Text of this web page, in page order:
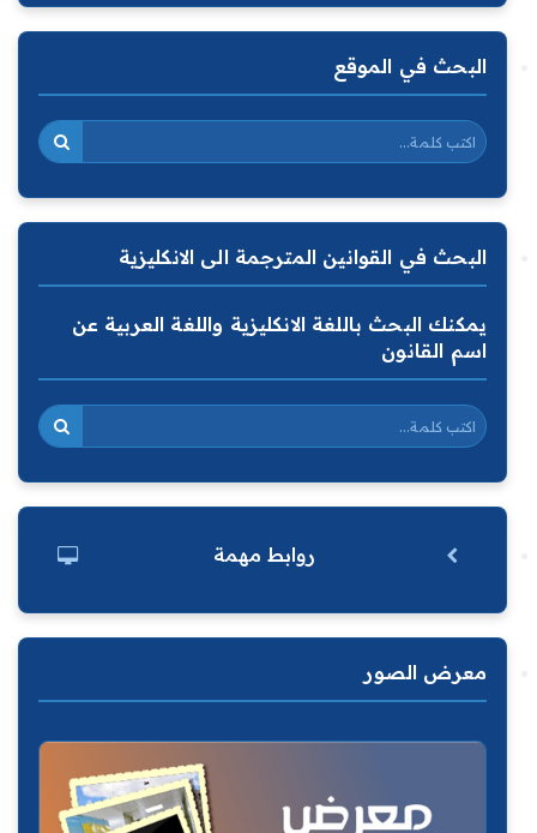
البحث في الموقع
البحث في القوانين المترجمة الى الانكليزية
يمكنك البحث باللغة الانكليزية واللغة العربية عن
اسم القانون
روابط مهمة
معرض الصور